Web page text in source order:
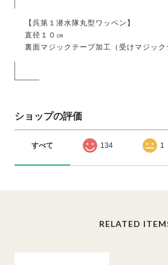
【呉第１潜水隊丸型ワッペン】
直径１０㎝
裏面マジックテープ加工（受けマジック
ショップの評価
すべて 134 1
RELATED